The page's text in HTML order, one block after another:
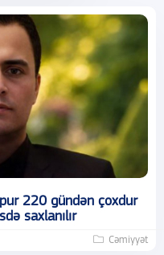
220 gündən çoxdur
saxlanılır
Cəmiyyət